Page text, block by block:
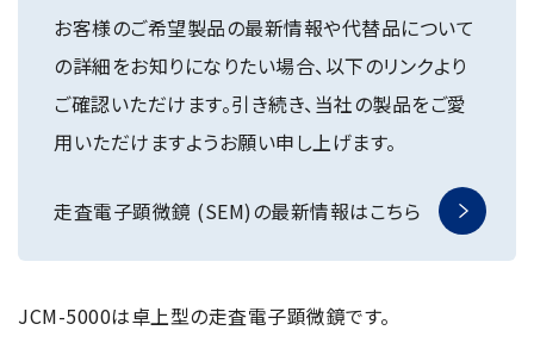
サイトマップ
NMR周辺機器
定量NMR (qNMR)
GC-MS
サポートプラン(パーコール・オーバーホール)
製品を安全にお使いいただくために
災害時の対応マニュアル
アップグレード
プラスチック・高分子
臨床・病理
医薬・創薬
環境
アプリケーションノート
海外関係会社
沿革
統合報告書
健康経営
公的研究費の運営・管理責任体制
福利厚生
新卒採用
インターンシップ
派遣登録
お客様のご希望製品の最新情報や代替品について
の詳細をお知りになりたい場合、以下のリンクより
ご確認いただけます。引き続き、当社の製品をご愛
用いただけますようお願い申し上げます。
走査電子顕微鏡 (SEM)の最新情報はこちら
JCM-5000は卓上型の走査電子顕微鏡です。